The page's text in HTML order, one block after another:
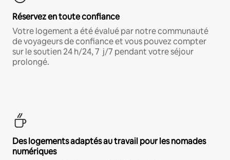
Réservez en toute confiance
Votre logement a été évalué par notre communauté
de voyageurs de confiance et vous pouvez compter
sur le soutien 24 h/24, 7 j/7 pendant votre séjour
prolongé.
Des logements adaptés au travail pour les nomades
numériques